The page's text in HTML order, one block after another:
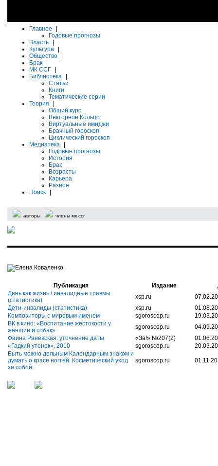
Главное
Годовые прогнозы
Власть
Культура
Общество
Брак
МК ССГ
Библиотека
Статьи
Книги
Тематические серии
Теория
Общий курс
Векторное Кольцо
Виртуальные имиджи
Брачный гороскоп
Циклический гороскоп
Медиатека
Годовые прогнозы
История
Брак
Возрасты
Карьера
Разное
Поиск
авторы члены мк ссг
Елена Коваленко
Публикация Издание
День как жизнь / инвалидные травмы
(статистика)
xsp.ru
Дети-инвалиды (статистика)
xsp.ru
Композиторы с мировым именем
sgoroscop.ru
ВК в кино: «Воспитание жестокости у
женщин и собак»
sgoroscop.ru
Фаина Раневская: уточнение даты
«За!» №207(2)
«Гадкий утенок», 2010
sgoroscop.ru
Быть можно дельным Календарным знаком и
думать о красе ногтей. Косметический уход
за собой.
sgoroscop.ru